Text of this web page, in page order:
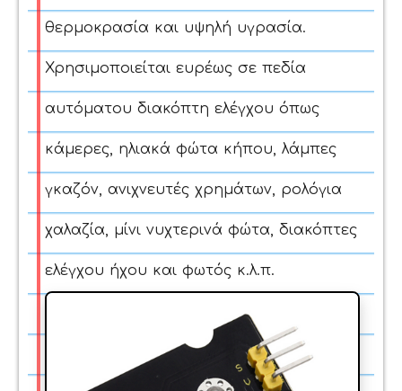
θερμοκρασία και υψηλή υγρασία.
Χρησιμοποιείται ευρέως σε πεδία
αυτόματου διακόπτη ελέγχου όπως
κάμερες, ηλιακά φώτα κήπου, λάμπες
γκαζόν, ανιχνευτές χρημάτων, ρολόγια
χαλαζία, μίνι νυχτερινά φώτα, διακόπτες
ελέγχου ήχου και φωτός κ.λ.π.